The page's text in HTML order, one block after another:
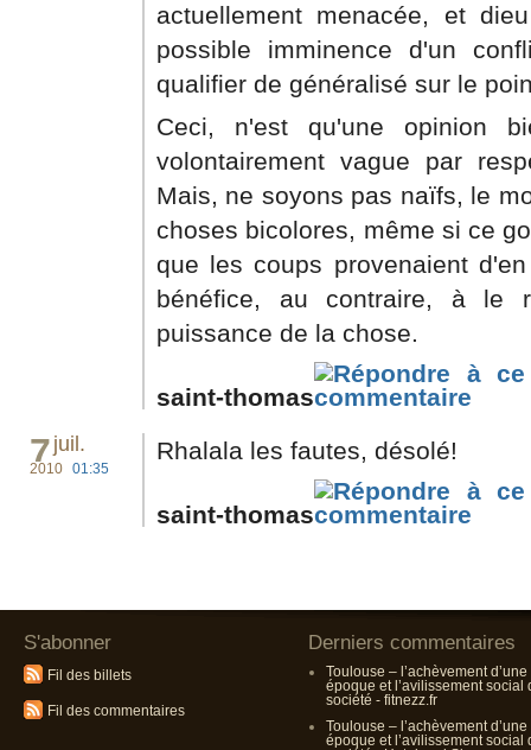
actuellement menacée, et
possible imminence d'un
qualifier de généralisé sur le
Ceci, n'est qu'une opinion
volontairement vague par
Mais, ne soyons pas naïfs, le
choses bicolores, même si ce
que les coups provenaient
bénéfice, au contraire, à le
puissance de la chose.
saint-thomas
7juil.
2010 01:35
Rhalala les fautes, désolé!
saint-thomas
S'abonner
Fil des billets
Fil des commentaires
Derniers commentaires
Toulouse – l’achèvement d’une
époque et l’avilissement social
société - fitnezz.fr
Toulouse – l’achèvement d’une
époque et l’avilissement social